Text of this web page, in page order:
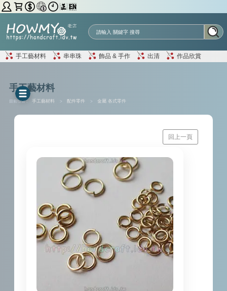
手工藝材料 串串珠 飾品 & 手作 出清 作品欣賞
手工藝材料
目前位置 : 手工藝材料 > 配件零件 > 金屬 各式零件
回上一頁